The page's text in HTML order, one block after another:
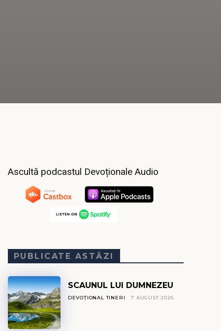
Ascultă podcastul Devoționale Audio
PUBLICATE ASTĂZI
SCAUNUL LUI DUMNEZEU
DEVOȚIONAL TINERI 7 AUGUST 2026